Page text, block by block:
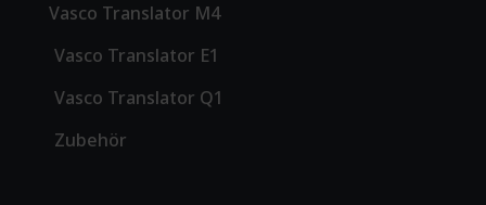
Vasco Translator M4
Vasco Translator E1
Vasco Translator Q1
Zubehör